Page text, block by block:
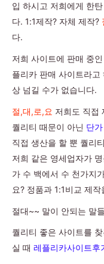
입 하시고 저희에게 한
다. 1:1제작? 자체 제작?
다.
저희 사이트에 판매 중
플리카 판매 사이트라
상 넘길 수가 없습니다.
절,대,로,요 저희도 직접
퀄리티 때문이 아닌 단
직접 생산을 할 뿐 퀄리
저희 같은 영세업자가
가 수 백에서 수 천가지
요? 정품과 1:1비교 제
절대~~ 말이 안되는 말
퀄리티 좋은 사이트를
실 때 레플리카사이트후